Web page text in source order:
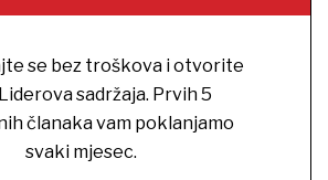
se bez troškova i otvorite
sadržaja. Prvih 5
članaka vam poklanjamo
svaki mjesec.